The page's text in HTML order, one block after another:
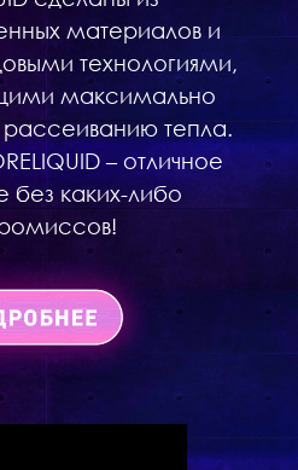
материалов и
технологиями,
максимально
тепла.
– отличное
без каких-либо